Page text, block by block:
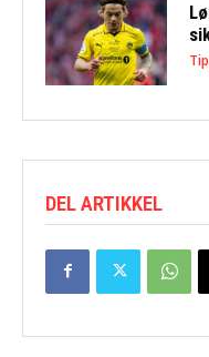
DEL ARTIKKEL